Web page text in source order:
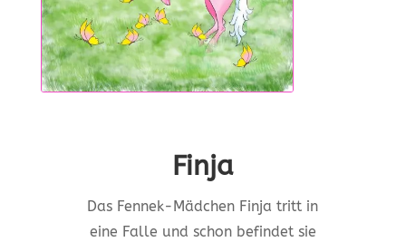
Finja
Das Fennek-Mädchen Finja tritt in
eine Falle und schon befindet sie